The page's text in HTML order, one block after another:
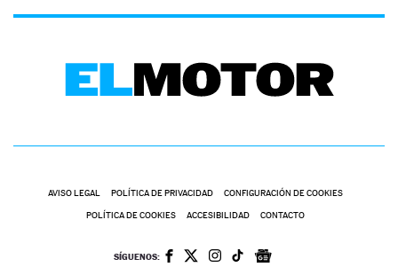
AVISO LEGAL POLÍTICA DE PRIVACIDAD CONFIGURACIÓN DE COOKIES
POLÍTICA DE COOKIES ACCESIBILIDAD CONTACTO
SÍGUENOS: